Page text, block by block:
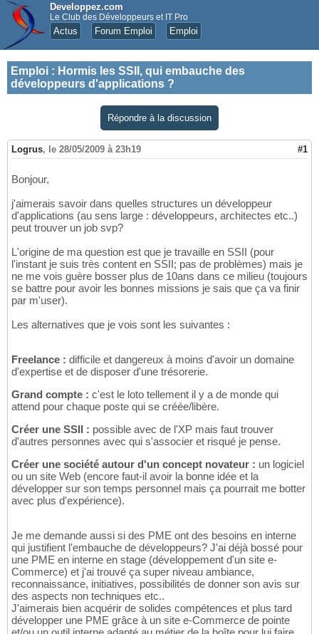
Developpez.com
Le Club des Développeurs et IT Pro
Actus Forum Emploi Emploi
Emploi : Hormis les SSII, qui embauche des
développeurs d'applications ?
Répondre à la discussion
Logrus, le 28/05/2009 à 23h19 #1
Bonjour,
j'aimerais savoir dans quelles structures un développeur
d'applications (au sens large : développeurs, architectes etc..)
peut trouver un job svp?
L'origine de ma question est que je travaille en SSII (pour
l'instant je suis très content en SSII; pas de problèmes) mais je
ne me vois guère bosser plus de 10ans dans ce milieu (toujours
se battre pour avoir les bonnes missions je sais que ça va finir
par m'user).
Les alternatives que je vois sont les suivantes :
Freelance : difficile et dangereux à moins d'avoir un domaine
d'expertise et de disposer d'une trésorerie.
Grand compte : c'est le loto tellement il y a de monde qui
attend pour chaque poste qui se créée/libère.
Créer une SSII : possible avec de l'XP mais faut trouver
d'autres personnes avec qui s'associer et risqué je pense.
Créer une société autour d'un concept novateur : un logiciel
ou un site Web (encore faut-il avoir la bonne idée et la
développer sur son temps personnel mais ça pourrait me botter
avec plus d'expérience).
Je me demande aussi si des PME ont des besoins en interne
qui justifient l'embauche de développeurs? J'ai déjà bossé pour
une PME en interne en stage (développement d'un site e-
Commerce) et j'ai trouvé ça super niveau ambiance,
reconnaissance, initiatives, possibilités de donner son avis sur
des aspects non techniques etc..
J'aimerais bien acquérir de solides compétences et plus tard
développer une PME grâce à un site e-Commerce de pointe